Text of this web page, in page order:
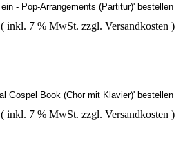
( inkl. 7 % MwSt. zzgl. Versandkosten )
( inkl. 7 % MwSt. zzgl. Versandkosten )